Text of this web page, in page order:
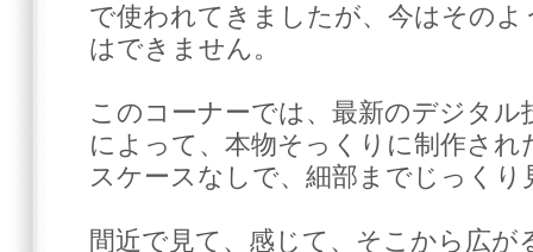
で使われてきましたが、今はその
はできません。
このコーナーでは、最新のデジタル
によって、本物そっくりに制作され
スケースなしで、細部までじっく
間近で見て、感じて、そこから広が